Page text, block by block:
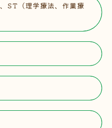
ST（理学療法、作業療